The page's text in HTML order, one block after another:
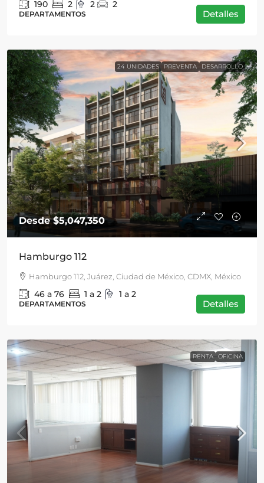
190 2 2 2
DEPARTAMENTOS Detalles
24 UNIDADES PREVENTA DESARROLLO
Desde$5,047,350
Hamburgo 112
Hamburgo 112, Juárez, Ciudad de México, CDMX, México
46 a 76 1 a 2 1 a 2
DEPARTAMENTOS Detalles
RENTA OFICINA